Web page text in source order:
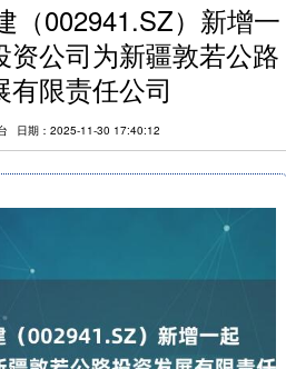
（002941.SZ）新增一
资公司为新疆敦若公路
有限责任公司
日期：2025-11-30 17:40:12